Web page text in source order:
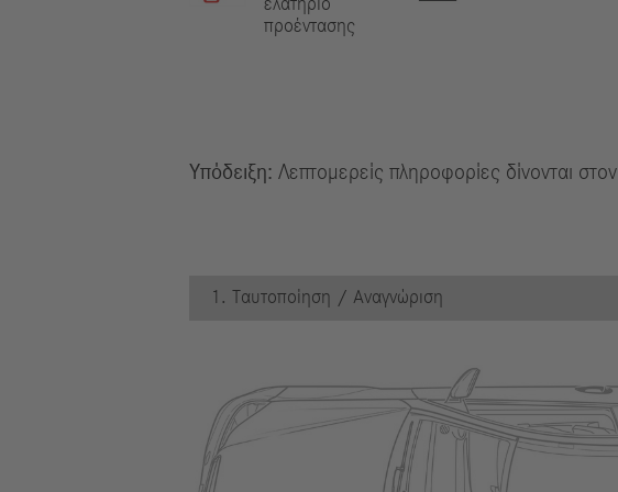
ελατήριο
προέντασης
Υπόδειξη: Λεπτομερείς πληροφορίες δίνονται στον
1. Ταυτοποίηση / Αναγνώριση